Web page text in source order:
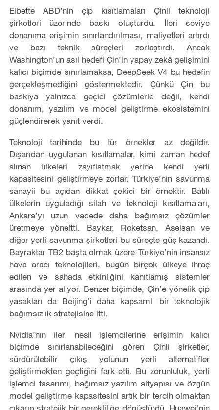
Elbette ABD’nin çip kısıtlamaları Çinli teknoloji
şirketleri üzerinde baskı oluşturdu. İleri seviye
donanıma erişimin sınırlandırılması, maliyetleri artırdı
ve bazı teknik süreçleri zorlaştırdı. Ancak
Washington’un asıl hedefi Çin’in yapay zekâ gelişimini
kalıcı biçimde sınırlamaksa, DeepSeek V4 bu hedefin
gerçekleşmediğini göstermektedir. Çünkü Çin bu
baskıya yalnızca geçici çözümlerle değil, kendi
donanım, yazılım ve model geliştirme ekosistemini
güçlendirerek yanıt verdi.
Teknoloji tarihinde bu tür örnekler az değildir.
Dışarıdan uygulanan kısıtlamalar, kimi zaman hedef
alınan ülkeleri zayıflatmak yerine kendi yerli
kapasitesini geliştirmeye zorlar. Türkiye’nin savunma
sanayii bu açıdan dikkat çekici bir örnektir. Batılı
ülkelerin uyguladığı silah ve teknoloji kısıtlamaları,
Ankara’yı uzun vadede daha bağımsız çözümler
üretmeye yöneltti. Baykar, Roketsan, Aselsan ve
diğer yerli savunma şirketleri bu süreçte güç kazandı.
Bayraktar TB2 başta olmak üzere Türkiye’nin insansız
hava aracı teknolojileri, bugün birçok ülkeye ihraç
edilen ve sahada etkinliğini kanıtlamış sistemler
arasında yer alıyor. Benzer biçimde, Çin’e yönelik çip
yasakları da Beijing’i daha kapsamlı bir teknolojik
bağımsızlık stratejisine itti.
Nvidia’nın ileri nesil işlemcilerine erişimin kalıcı
biçimde sınırlanabileceğini gören Çinli şirketler,
sürdürülebilir çıkış yolunun yerli alternatifler
geliştirmekten geçtiğini fark etti. Bu zorunluluk, yerli
işlemci tasarımı, bağımsız yazılım altyapısı ve özgün
model geliştirme kapasitesini artık bir tercih olmaktan
çıkarıp stratejik bir gerekliliğe dönüştürdü. Huawei’nin